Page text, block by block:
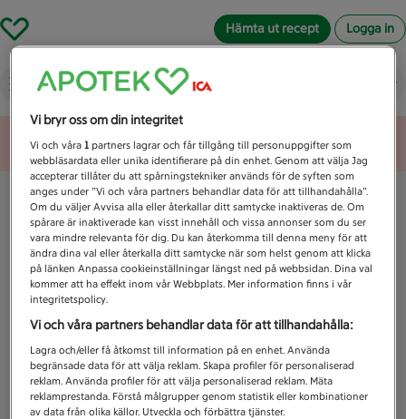
Hämta ut recept Logga in
Vad letar du efter idag?
Unknown error
Vi bryr oss om din integritet
Vi och våra1 partners lagrar och får tillgång till personuppgifter som
webbläsardata eller unika identifierare på din enhet. Genom att välja Jag
accepterar tillåter du att spårningstekniker används för de syften som
anges under ”Vi och våra partners behandlar data för att tillhandahålla”.
Om du väljer Avvisa alla eller återkallar ditt samtycke inaktiveras de. Om
spårare är inaktiverade kan visst innehåll och vissa annonser som du ser
vara mindre relevanta för dig. Du kan återkomma till denna meny för att
ändra dina val eller återkalla ditt samtycke när som helst genom att klicka
på länken Anpassa cookieinställningar längst ned på webbsidan. Dina val
kommer att ha effekt inom vår Webbplats. Mer information finns i vår
integritetspolicy.
Vi och våra partners behandlar data för att tillhandahålla:
Lagra och/eller få åtkomst till information på en enhet. Använda
begränsade data för att välja reklam. Skapa profiler för personaliserad
reklam. Använda profiler för att välja personaliserad reklam. Mäta
reklamprestanda. Förstå målgrupper genom statistik eller kombinationer
av data från olika källor. Utveckla och förbättra tjänster.